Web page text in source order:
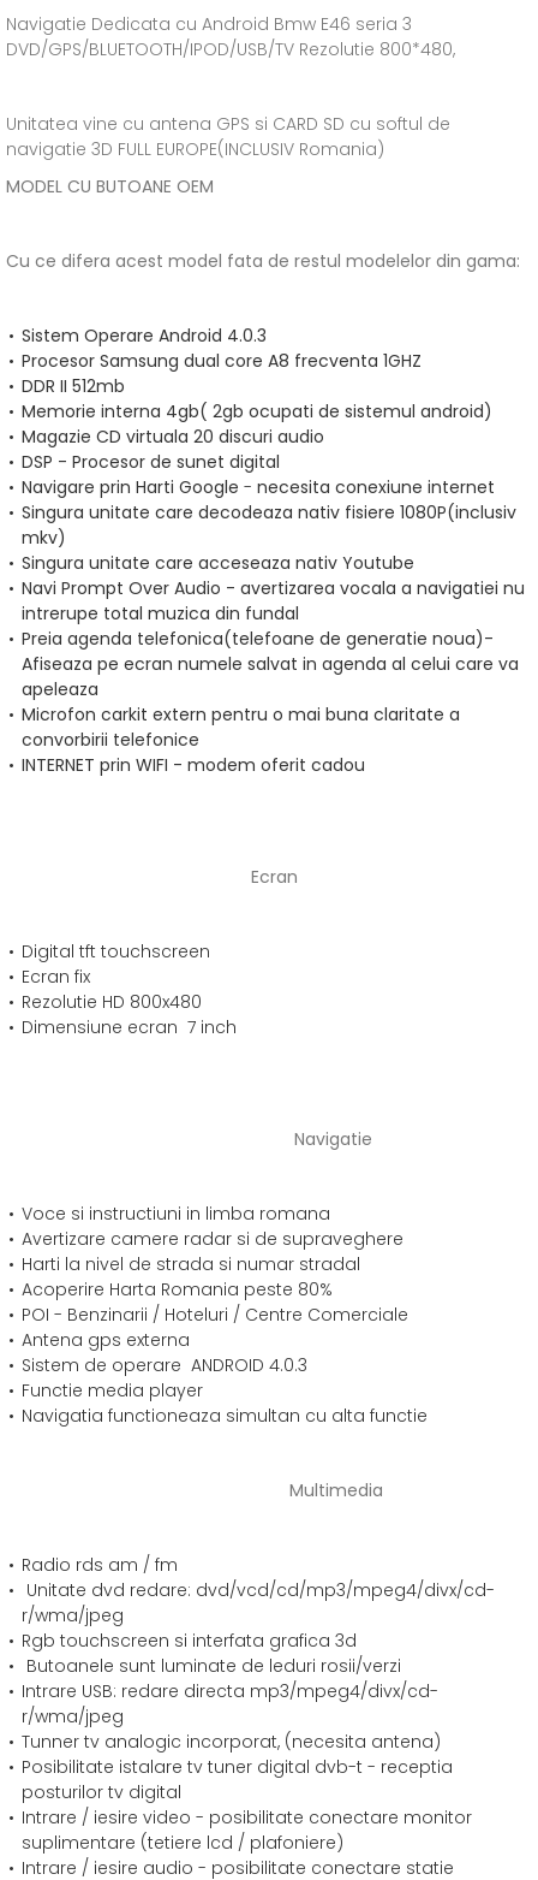
Navigatie Dedicata cu Android Bmw E46 seria 3
DVD/GPS/BLUETOOTH/IPOD/USB/TV Rezolutie 800*480,
Unitatea vine cu antena GPS si CARD SD cu softul de
navigatie 3D FULL EUROPE(INCLUSIV Romania)
MODEL CU BUTOANE OEM
Cu ce difera acest model fata de restul modelelor din gama:
Sistem Operare Android 4.0.3
Procesor Samsung dual core A8 frecventa 1GHZ
DDR II 512mb
Memorie interna 4gb( 2gb ocupati de sistemul android)
Magazie CD virtuala 20 discuri audio
DSP - Procesor de sunet digital
Navigare prin Harti Google - necesita conexiune internet
Singura unitate care decodeaza nativ fisiere 1080P(inclusiv
mkv)
Singura unitate care acceseaza nativ Youtube
Navi Prompt Over Audio - avertizarea vocala a navigatiei nu
intrerupe total muzica din fundal
Preia agenda telefonica(telefoane de generatie noua)-
Afiseaza pe ecran numele salvat in agenda al celui care va
apeleaza
Microfon carkit extern pentru o mai buna claritate a
convorbirii telefonice
INTERNET prin WIFI - modem oferit cadou
Ecran
Digital tft touchscreen
Ecran fix
Rezolutie HD 800x480
Dimensiune ecran 7 inch
Navigatie
Voce si instructiuni in limba romana
Avertizare camere radar si de supraveghere
Harti la nivel de strada si numar stradal
Acoperire Harta Romania peste 80%
POI - Benzinarii / Hoteluri / Centre Comerciale
Antena gps externa
Sistem de operare ANDROID 4.0.3
Functie media player
Navigatia functioneaza simultan cu alta functie
Multimedia
Radio rds am / fm
Unitate dvd redare: dvd/vcd/cd/mp3/mpeg4/divx/cd-
r/wma/jpeg
Rgb touchscreen si interfata grafica 3d
Butoanele sunt luminate de leduri rosii/verzi
Intrare USB: redare directa mp3/mpeg4/divx/cd-
r/wma/jpeg
Tunner tv analogic incorporat, (necesita antena)
Posibilitate istalare tv tuner digital dvb-t - receptia
posturilor tv digital
Intrare / iesire video - posibilitate conectare monitor
suplimentare (tetiere lcd / plafoniere)
Intrare / iesire audio - posibilitate conectare statie